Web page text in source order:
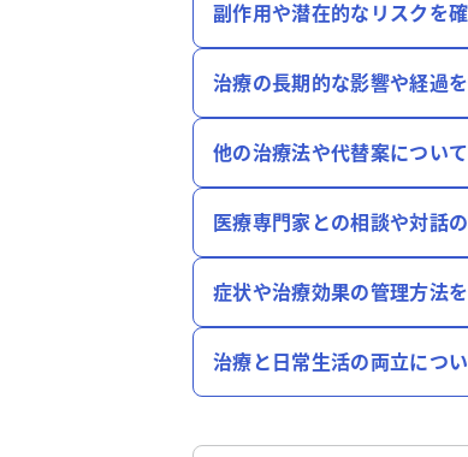
副作用や潜在的なリスクを
治療の長期的な影響や経過
他の治療法や代替案につい
医療専門家との相談や対話
症状や治療効果の管理方法
治療と日常生活の両立につ